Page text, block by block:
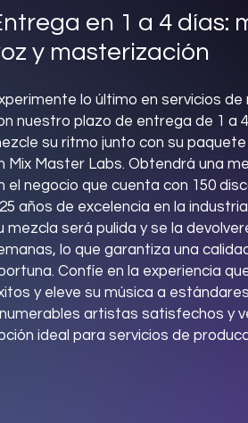
en 1 a 4 días:
y masterización
lo último en servicios
nuestro plazo de entrega de 1 a
su ritmo junto con su
Mix Master Labs. Obtendrá una
el negocio que cuenta con 150
años de excelencia en la
mezcla será pulida y se la
lo que garantiza una
Confíe en la experiencia
y eleve su música a
artistas satisfechos y
ideal para servicios de